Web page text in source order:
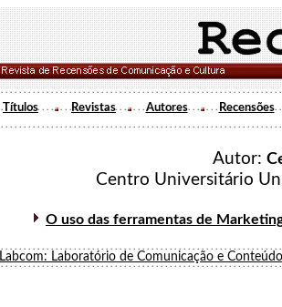
Títulos Revistas Autores Recensões
Autor:
Centro Universitário
O uso das ferramentas de
Labcom: Laboratório de Comunicação e